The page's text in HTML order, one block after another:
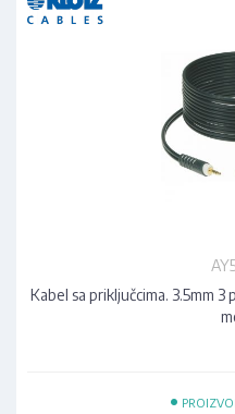
Kabel sa priključcima. 3.5mm
•